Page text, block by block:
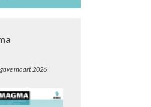
maart 2026